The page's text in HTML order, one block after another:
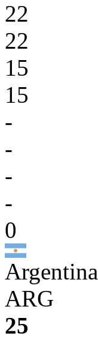
22
22
15
15
-
-
-
-
0
Argentina
ARG
25